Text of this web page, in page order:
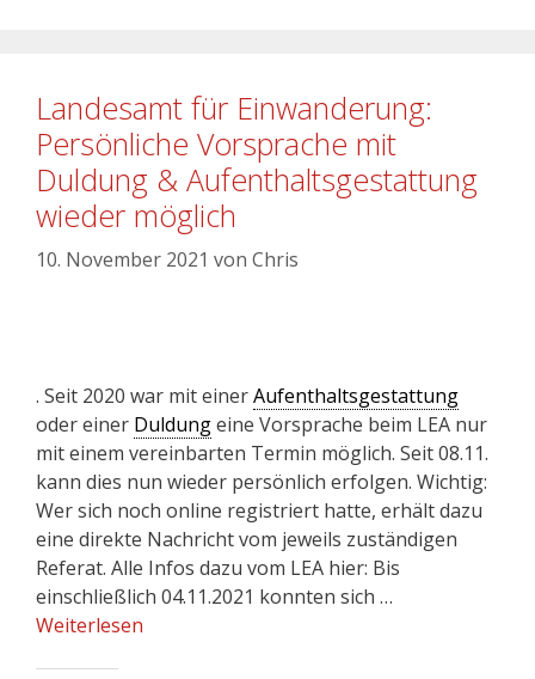
Landesamt für Einwanderung:
Persönliche Vorsprache mit
Duldung & Aufenthaltsgestattung
wieder möglich
10. November 2021 von Chris
. Seit 2020 war mit einerAufenthaltsgestattung
oder einer Duldungeine Vorsprache beim LEA nur
mit einem vereinbarten Termin möglich. Seit 08.11.
kann dies nun wieder persönlich erfolgen. Wichtig:
Wer sich noch online registriert hatte, erhält dazu
eine direkte Nachricht vom jeweils zuständigen
Referat. Alle Infos dazu vom LEA hier: Bis
einschließlich 04.11.2021 konnten sich …
Weiterlesen